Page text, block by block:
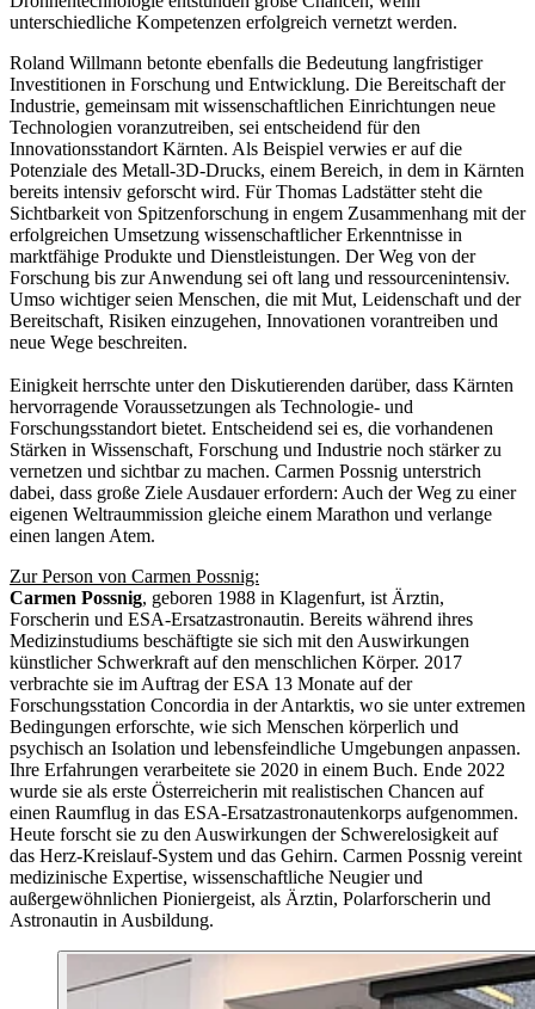
unterschiedliche Kompetenzen erfolgreich vernetzt werden.
Roland Willmann betonte ebenfalls die Bedeutung langfristiger
Investitionen in Forschung und Entwicklung. Die Bereitschaft der
Industrie, gemeinsam mit wissenschaftlichen Einrichtungen neue
Technologien voranzutreiben, sei entscheidend für den
Innovationsstandort Kärnten. Als Beispiel verwies er auf die
Potenziale des Metall-3D-Drucks, einem Bereich, in dem in Kärnten
bereits intensiv geforscht wird. Für Thomas Ladstätter steht die
Sichtbarkeit von Spitzenforschung in engem Zusammenhang mit der
erfolgreichen Umsetzung wissenschaftlicher Erkenntnisse in
marktfähige Produkte und Dienstleistungen. Der Weg von der
Forschung bis zur Anwendung sei oft lang und ressourcenintensiv.
Umso wichtiger seien Menschen, die mit Mut, Leidenschaft und der
Bereitschaft, Risiken einzugehen, Innovationen vorantreiben und
neue Wege beschreiten.
Einigkeit herrschte unter den Diskutierenden darüber, dass Kärnten
hervorragende Voraussetzungen als Technologie- und
Forschungsstandort bietet. Entscheidend sei es, die vorhandenen
Stärken in Wissenschaft, Forschung und Industrie noch stärker zu
vernetzen und sichtbar zu machen. Carmen Possnig unterstrich
dabei, dass große Ziele Ausdauer erfordern: Auch der Weg zu einer
eigenen Weltraummission gleiche einem Marathon und verlange
einen langen Atem.
Zur Person von Carmen Possnig:
Carmen Possnig, geboren 1988 in Klagenfurt, ist Ärztin,
Forscherin und ESA-Ersatzastronautin. Bereits während ihres
Medizinstudiums beschäftigte sie sich mit den Auswirkungen
künstlicher Schwerkraft auf den menschlichen Körper. 2017
verbrachte sie im Auftrag der ESA 13 Monate auf der
Forschungsstation Concordia in der Antarktis, wo sie unter extremen
Bedingungen erforschte, wie sich Menschen körperlich und
psychisch an Isolation und lebensfeindliche Umgebungen anpassen.
Ihre Erfahrungen verarbeitete sie 2020 in einem Buch. Ende 2022
wurde sie als erste Österreicherin mit realistischen Chancen auf
einen Raumflug in das ESA-Ersatzastronautenkorps aufgenommen.
Heute forscht sie zu den Auswirkungen der Schwerelosigkeit auf
das Herz-Kreislauf-System und das Gehirn. Carmen Possnig vereint
medizinische Expertise, wissenschaftliche Neugier und
außergewöhnlichen Pioniergeist, als Ärztin, Polarforscherin und
Astronautin in Ausbildung.